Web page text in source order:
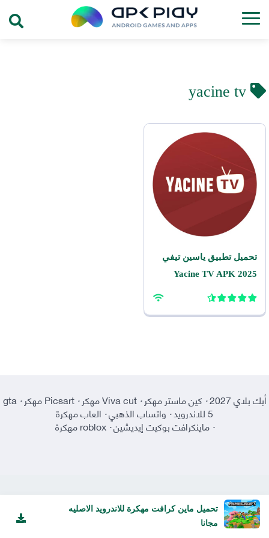
تحميل تطبيق ياسين تيفي
2025 Yacine TV APK
تحميل ماين كرافت مهكرة للاندرويد الاصليه
مجانا
أبك بلاي 2027 · كين ماستر مهكر·Viva cut مهكر ·Picsart مهكر ·
gta
5 للاندرويد ·واتساب الذهبي· العاب مهكرة
·ماينكرافت بوكيت إيديشين·roblox مهكرة